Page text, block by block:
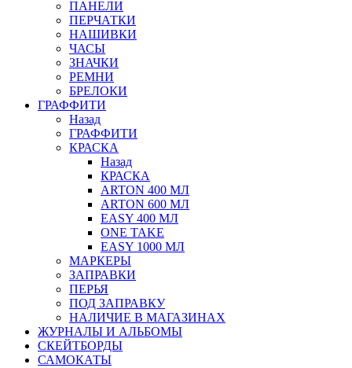
ПАНЕЛИ
ПЕРЧАТКИ
НАШИВКИ
ЧАСЫ
ЗНАЧКИ
РЕМНИ
БРЕЛОКИ
ГРАФФИТИ
Назад
ГРАФФИТИ
КРАСКА
Назад
КРАСКА
ARTON 400 МЛ
ARTON 600 МЛ
EASY 400 МЛ
ONE TAKE
EASY 1000 МЛ
МАРКЕРЫ
ЗАПРАВКИ
ПЕРЬЯ
ПОД ЗАПРАВКУ
НАЛИЧИЕ В МАГАЗИНАХ
ЖУРНАЛЫ И АЛЬБОМЫ
СКЕЙТБОРДЫ
САМОКАТЫ